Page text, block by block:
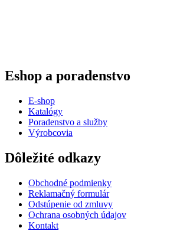
Eshop a poradenstvo
E-shop
Katalógy
Poradenstvo a služby
Výrobcovia
Dôležité odkazy
Obchodné podmienky
Reklamačný formulár
Odstúpenie od zmluvy
Ochrana osobných údajov
Kontakt